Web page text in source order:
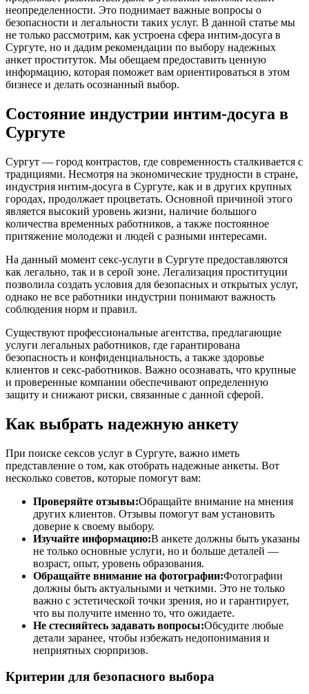
неопределенности. Это поднимает важные вопросы о
безопасности и легальности таких услуг. В данной статье мы
не только рассмотрим, как устроена сфера интим-досуга в
Сургуте, но и дадим рекомендации по выбору надежных
анкет проституток. Мы обещаем предоставить ценную
информацию, которая поможет вам ориентироваться в этом
бизнесе и делать осознанный выбор.
Состояние индустрии интим-досуга в
Сургуте
Сургут — город контрастов, где современность сталкивается с
традициями. Несмотря на экономические трудности в стране,
индустрия интим-досуга в Сургуте, как и в других крупных
городах, продолжает процветать. Основной причиной этого
является высокий уровень жизни, наличие большого
количества временных работников, а также постоянное
притяжение молодежи и людей с разными интересами.
На данный момент секс-услуги в Сургуте предоставляются
как легально, так и в серой зоне. Легализация проституции
позволила создать условия для безопасных и открытых услуг,
однако не все работники индустрии понимают важность
соблюдения норм и правил.
Существуют профессиональные агентства, предлагающие
услуги легальных работников, где гарантирована
безопасность и конфиденциальность, а также здоровье
клиентов и секс-работников. Важно осознавать, что крупные
и проверенные компании обеспечивают определенную
защиту и снижают риски, связанные с данной сферой.
Как выбрать надежную анкету
При поиске сексов услуг в Сургуте, важно иметь
представление о том, как отобрать надежные анкеты. Вот
несколько советов, которые помогут вам:
Проверяйте отзывы:Обращайте внимание на мнения
других клиентов. Отзывы помогут вам установить
доверие к своему выбору.
Изучайте информацию:В анкете должны быть указаны
не только основные услуги, но и больше деталей —
возраст, опыт, уровень образования.
Обращайте внимание на фотографии:Фотографии
должны быть актуальными и четкими. Это не только
важно с эстетической точки зрения, но и гарантирует,
что вы получите именно то, что ожидаете.
Не стесняйтесь задавать вопросы:Обсудите любые
детали заранее, чтобы избежать недопонимания и
неприятных сюрпризов.
Критерии для безопасного выбора